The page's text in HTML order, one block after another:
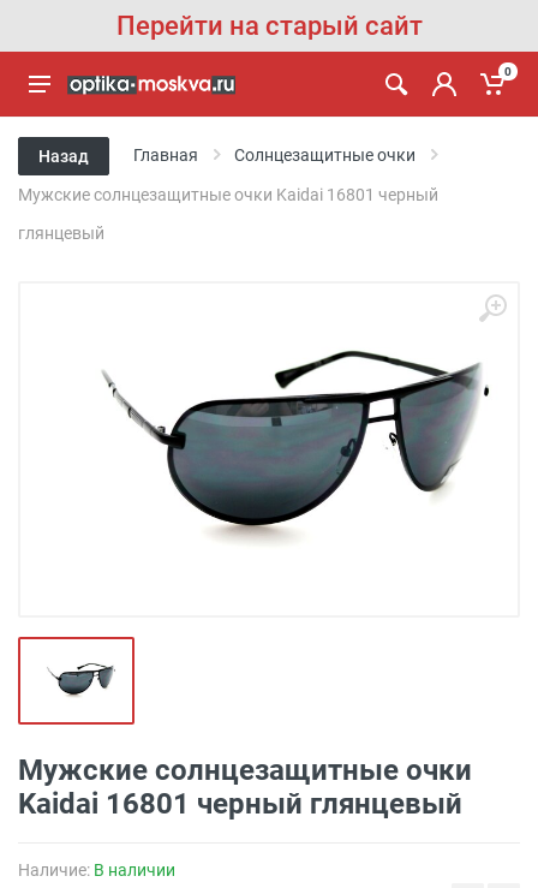
Перейти на старый сайт
0
Назад Главная Солнцезащитные очки
Мужские солнцезащитные очки Kaidai 16801 черный
глянцевый
Мужские солнцезащитные очки
Kaidai 16801 черный глянцевый
Наличие: В наличии